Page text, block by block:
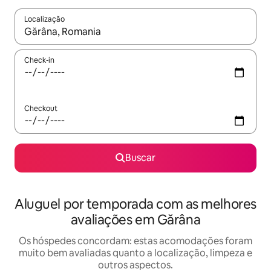
Localização
Quando os resultados estiverem disponíveis, explore-os
Check-in
Checkout
Buscar
Aluguel por temporada com as melhores
avaliações em Gărâna
Os hóspedes concordam: estas acomodações foram
muito bem avaliadas quanto a localização, limpeza e
outros aspectos.